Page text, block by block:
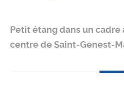
Petit étang dans un
centre de Saint-Genest-